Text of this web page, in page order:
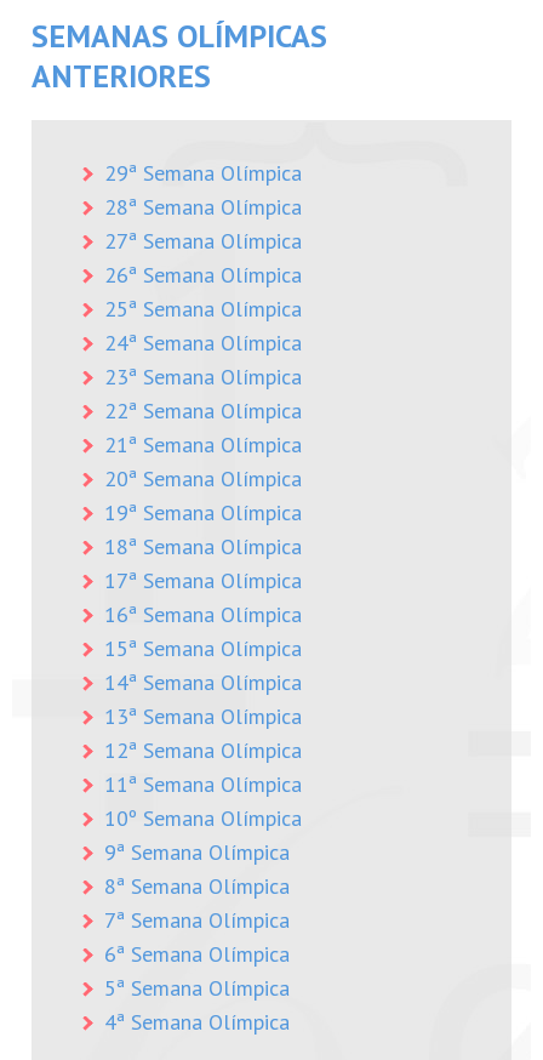
SEMANAS OLÍMPICAS
ANTERIORES
29ª Semana Olímpica
28ª Semana Olímpica
27ª Semana Olímpica
26ª Semana Olímpica
25ª Semana Olímpica
24ª Semana Olímpica
23ª Semana Olímpica
22ª Semana Olímpica
21ª Semana Olímpica
20ª Semana Olímpica
19ª Semana Olímpica
18ª Semana Olímpica
17ª Semana Olímpica
16ª Semana Olímpica
15ª Semana Olímpica
14ª Semana Olímpica
13ª Semana Olímpica
12ª Semana Olímpica
11ª Semana Olímpica
10º Semana Olímpica
9ª Semana Olímpica
8ª Semana Olímpica
7ª Semana Olímpica
6ª Semana Olímpica
5ª Semana Olímpica
4ª Semana Olímpica